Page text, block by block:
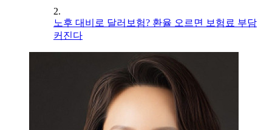
2.
노후 대비로 달러보험? 환율 오르면 보험료 부담
커진다